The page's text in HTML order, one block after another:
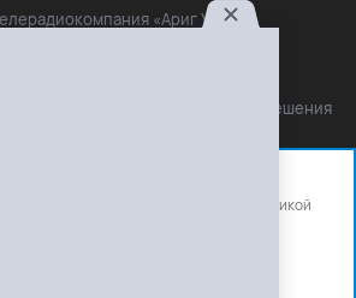
«Ариг Ус»,
Маханова О.Б.
30-14,
только с письменного разрешения
прямая активная ссылка на
файлы cookie и сервисы аналитики.
сайт, вы соглашаетесь с нашей
политикой